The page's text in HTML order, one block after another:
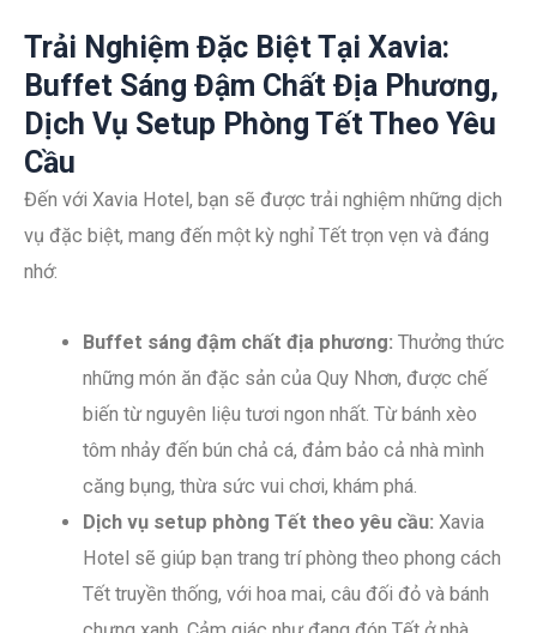
Trải Nghiệm Đặc Biệt Tại Xavia:
Buffet Sáng Đậm Chất Địa Phương,
Dịch Vụ Setup Phòng Tết Theo Yêu
Cầu
Đến với Xavia Hotel, bạn sẽ được trải nghiệm những dịch
vụ đặc biệt, mang đến một kỳ nghỉ Tết trọn vẹn và đáng
nhớ:
Buffet sáng đậm chất địa phương: Thưởng thức
những món ăn đặc sản của Quy Nhơn, được chế
biến từ nguyên liệu tươi ngon nhất. Từ bánh xèo
tôm nhảy đến bún chả cá, đảm bảo cả nhà mình
căng bụng, thừa sức vui chơi, khám phá.
Dịch vụ setup phòng Tết theo yêu cầu: Xavia
Hotel sẽ giúp bạn trang trí phòng theo phong cách
Tết truyền thống, với hoa mai, câu đối đỏ và bánh